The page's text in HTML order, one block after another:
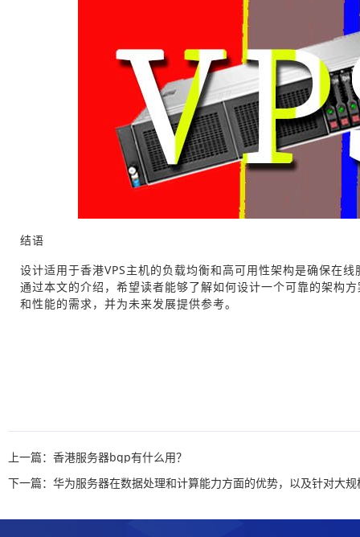
结语
设计适用于香港VPS主机的负载均衡和高可用性架构是确保在
通过本文的介绍，希望读者能够了解如何设计一个可靠的架构
和性能的需求，并为未来发展提供参考。
上一篇：香港服务器bgp有什么用？